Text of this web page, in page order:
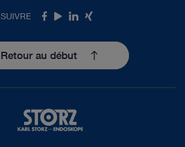
SUIVRE Facebook
Youtube
LinkedIn
Xing
Retour au début